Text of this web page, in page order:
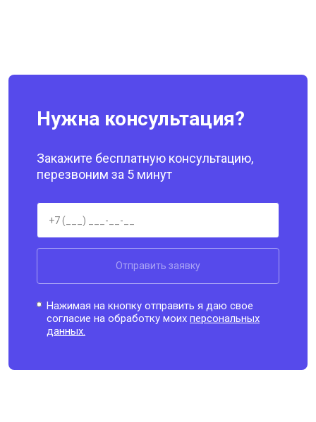
Нужна консультация?
Закажите бесплатную консультацию,
перезвоним за 5 минут
Отправить заявку
Нажимая на кнопку отправить я даю свое
согласие на обработку моихперсональных
данных.